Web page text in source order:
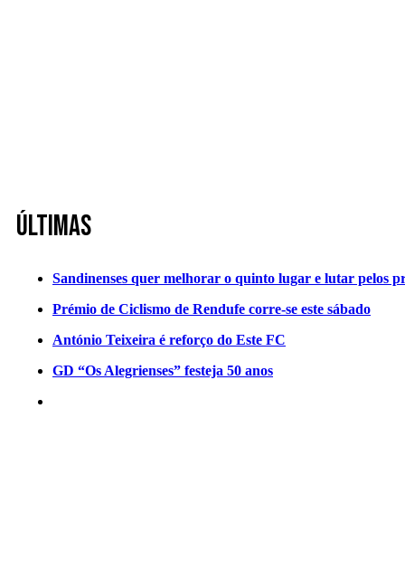
Últimas
Sandinenses quer melhorar o quinto lugar e lutar pelos
Prémio de Ciclismo de Rendufe corre-se este sábado
António Teixeira é reforço do Este FC
GD “Os Alegrienses” festeja 50 anos